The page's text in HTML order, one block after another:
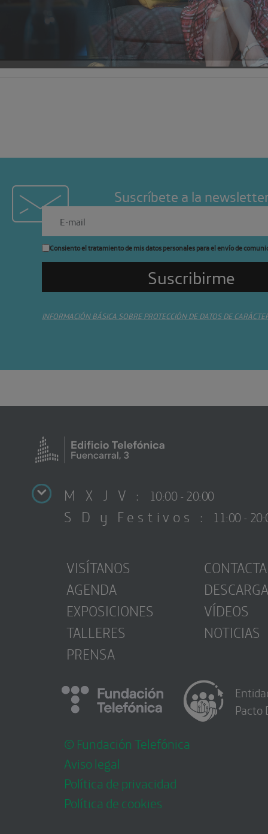
Suscríbete a la
Consiento el tratamiento de mis datos personales para el envío de
INFORMACIÓN BÁSICA SOBRE PROTECCIÓN DE DATOS DE
M X J V : 10:00 - 20:00
S D y Festivos : 11:00 -
VISÍTANOS
AGENDA
EXPOSICIONES
TALLERES
PRENSA
CONTACTA
VÍDEOS
NOTICIAS
© Fundación Telefónica
Aviso legal
Política de privacidad
Política de cookies
Pacto